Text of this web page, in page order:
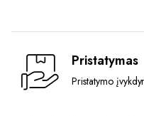
Pristatymas
Pristatymo